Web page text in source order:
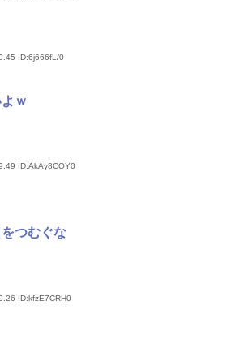
ID:6j666fL/0
ｗ
ID:AkAy8COY0
つむぐな
ID:kfzE7CRH0